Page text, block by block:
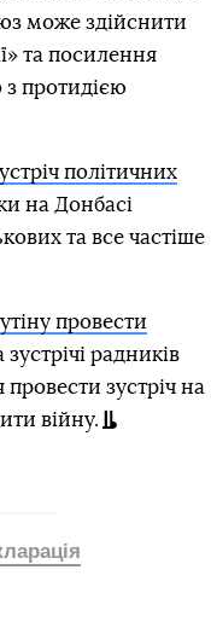
може здійснити
та посилення
з протидією
політичних
на Донбасі
та все частіше
провести
радників
зустріч на
війну.